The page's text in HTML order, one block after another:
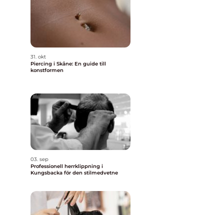
31. okt
Piercing i Skåne: En guide till
konstformen
03. sep
Professionell herrklippning i
Kungsbacka för den stilmedvetne